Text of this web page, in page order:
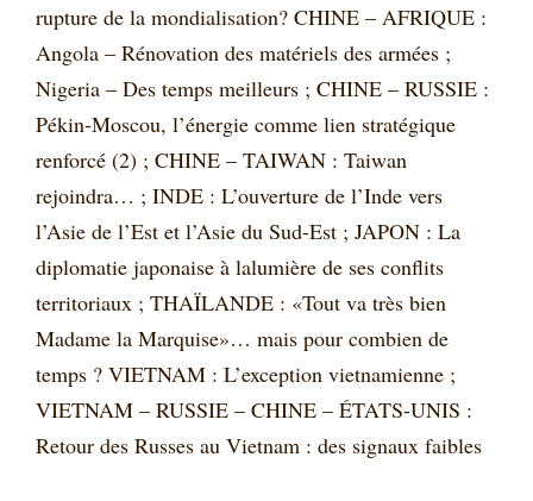
rupture de la mondialisation? CHINE – AFRIQUE :
Angola – Rénovation des matériels des armées ;
Nigeria – Des temps meilleurs ; CHINE – RUSSIE :
Pékin-Moscou, l’énergie comme lien stratégique
renforcé (2) ; CHINE – TAIWAN : Taiwan
rejoindra… ; INDE : L’ouverture de l’Inde vers
l’Asie de l’Est et l’Asie du Sud-Est ; JAPON : La
diplomatie japonaise à lalumière de ses conflits
territoriaux ; THAÏLANDE : «Tout va très bien
Madame la Marquise»… mais pour combien de
temps ? VIETNAM : L’exception vietnamienne ;
VIETNAM – RUSSIE – CHINE – ÉTATS-UNIS :
Retour des Russes au Vietnam : des signaux faibles